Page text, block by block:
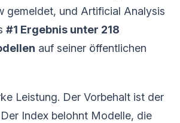
gemeldet, und Artificial Analysis
#1 Ergebnis unter 218
auf seiner öffentlichen
Leistung. Der Vorbehalt ist der
Index belohnt Modelle, die